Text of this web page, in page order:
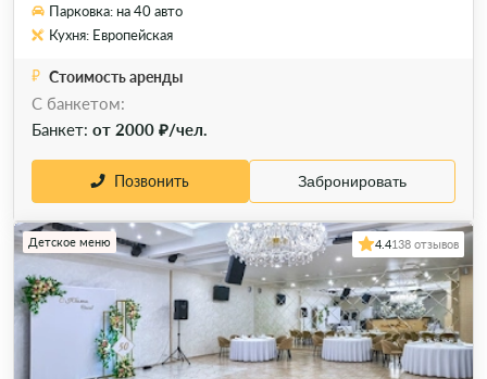
Парковка: на 40 авто
Кухня: Европейская
Стоимость аренды
C банкетом:
Банкет: от 2000 ₽/чел.
Позвонить Забронировать
Детское меню 4.4138 отзывов